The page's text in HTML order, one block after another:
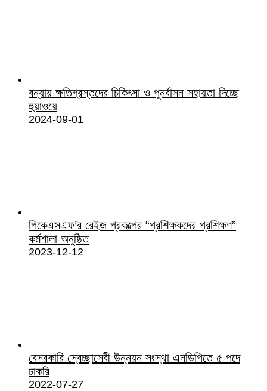
বন্যায় ক্ষতিগ্রস্তদের চিকিৎসা ও পুনর্বাসন সহায়তা দিচ্ছে
হুয়াওয়ে
2024-09-01
পিকেএসএফ’র রেইজ প্রকল্পের “প্রশিক্ষকদের প্রশিক্ষণ”
কর্মশালা অনুষ্ঠিত
2023-12-12
বেসরকারি স্বেচ্ছাসেবী উন্নয়ন সংস্থা এনডিপিতে ৫ পদে
চাকরি
2022-07-27